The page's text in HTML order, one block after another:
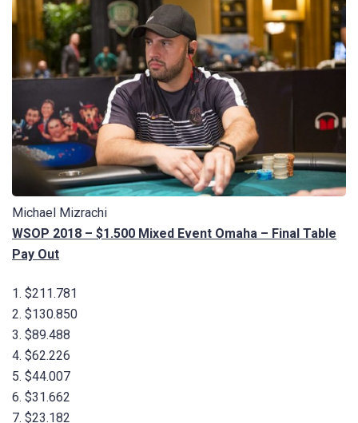
Michael Mizrachi
WSOP 2018 – $1.500 Mixed Event Omaha – Final Table
Pay Out
1. $211.781
2. $130.850
3. $89.488
4. $62.226
5. $44.007
6. $31.662
7. $23.182